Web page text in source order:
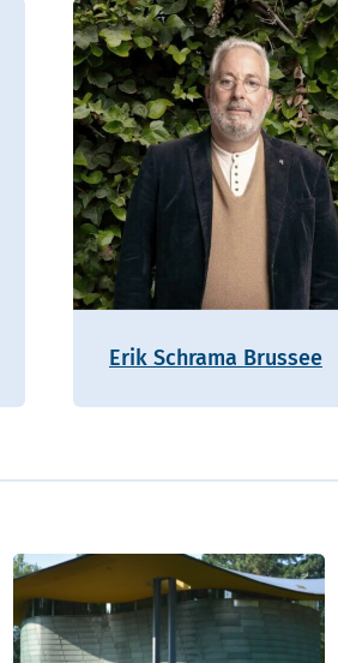
Erik Schrama Brussee